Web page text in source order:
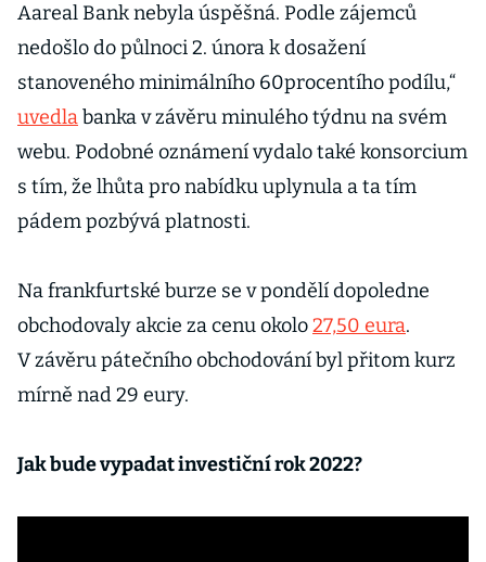
Aareal Bank nebyla úspěšná. Podle zájemců
nedošlo do půlnoci 2. února k dosažení
stanoveného minimálního 60procentího podílu,“
uvedlabanka v závěru minulého týdnu na svém
webu. Podobné oznámení vydalo také konsorcium
s tím, že lhůta pro nabídku uplynula a ta tím
pádem pozbývá platnosti.
Na frankfurtské burze se v pondělí dopoledne
obchodovaly akcie za cenu okolo27,50 eura.
V závěru pátečního obchodování byl přitom kurz
mírně nad 29 eury.
Jak bude vypadat investiční rok 2022?